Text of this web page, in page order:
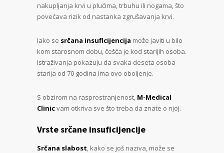
nakupljanja krvi u plućima, trbuhu ili nogama, što
povećava rizik od nastanka zgrušavanja krvi.
Iako se srčana insuficijencija može javiti u bilo
kom starosnom dobu, češća je kod starijih osoba.
Istraživanja pokazuju da svaka deseta osoba
starija od 70 godina ima ovo oboljenje.
S obzirom na rasprostranjenost, M-Medical
Clinicvam otkriva sve što treba da znate o njoj.
Vrste srčane insuficijencije
Srčana slabost, kako se još naziva, može se